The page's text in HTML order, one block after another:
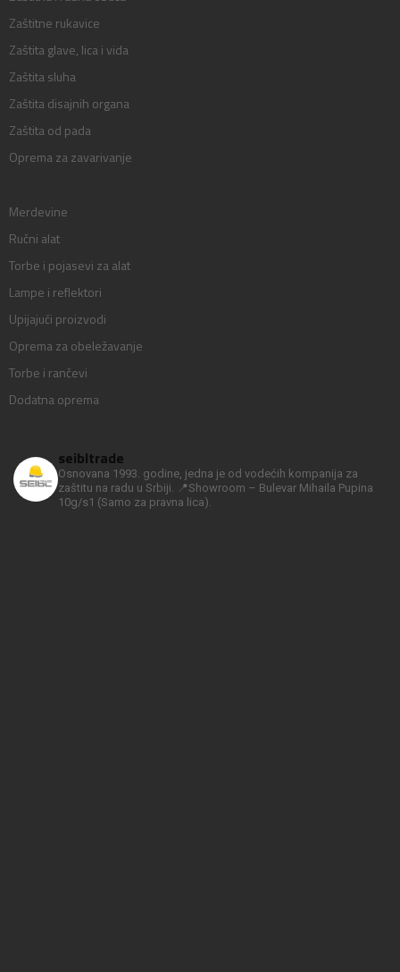
Zaštitne rukavice
Zaštita glave, lica i vida
Zaštita sluha
Zaštita disajnih organa
Zaštita od pada
Oprema za zavarivanje
Merdevine
Ručni alat
Torbe i pojasevi za alat
Lampe i reflektori
Upijajući proizvodi
Oprema za obeležavanje
Torbe i rančevi
Dodatna oprema
seibltrade
Osnovana 1993. godine, jedna je od vodećih kompanija za
zaštitu na radu u Srbiji.
📍Showroom – Bulevar Mihaila Pupina
10g/s1 (Samo za pravna lica).